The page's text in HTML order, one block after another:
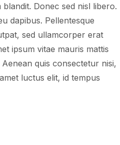
Donec sed nisl libero.
dapibus. Pellentesque
sed ullamcorper erat
ipsum vitae mauris mattis
quis consectetur nisi,
luctus elit, id tempus